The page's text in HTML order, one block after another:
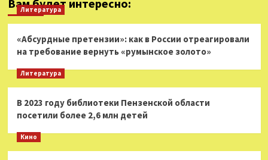
Вам будет интересно:
Литература
«Абсурдные претензии»: как в России отреагировали
на требование вернуть «румынское золото»
Литература
В 2023 году библиотеки Пензенской области
посетили более 2,6 млн детей
Кино